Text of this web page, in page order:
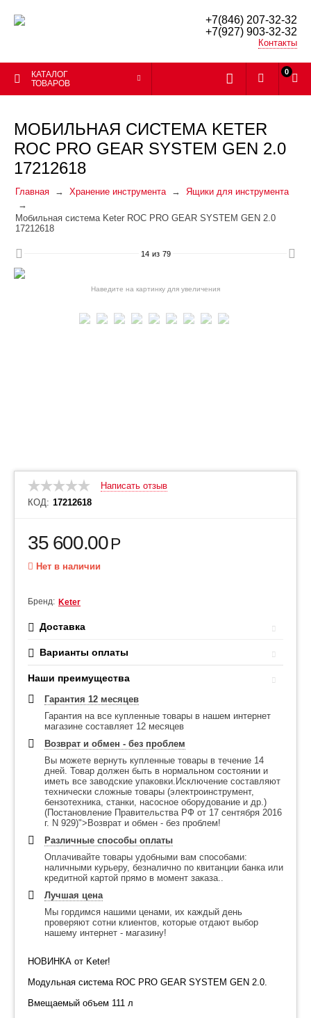
+7(846) 207-32-32
+7(927) 903-32-32
Контакты
КАТАЛОГ
ТОВАРОВ
0
МОБИЛЬНАЯ СИСТЕМА KETER
ROC PRO GEAR SYSTEM GEN 2.0
17212618
Главная Хранение инструмента Ящики для инструмента
Мобильная система Keter ROC PRO GEAR SYSTEM GEN 2.0
17212618
14 из 79
Наведите на картинку для увеличения
Написать отзыв
КОД: 17212618
35 600.00Р
Нет в наличии
Бренд: Keter
Доставка
Варианты оплаты
Наши преимущества
Гарантия 12 месяцев
Гарантия на все купленные товары в нашем интернет
магазине составляет 12 месяцев
Возврат и обмен - без проблем
Вы можете вернуть купленные товары в течение 14
дней. Товар должен быть в нормальном состоянии и
иметь все заводские упаковки.Исключение составляют
технически сложные товары (электроинструмент,
бензотехника, станки, насосное оборудование и др.)
(Постановление Правительства РФ от 17 сентября 2016
г. N 929)">Возврат и обмен - без проблем!
Различные способы оплаты
Оплачивайте товары удобными вам способами:
наличными курьеру, безналично по квитанции банка или
кредитной картой прямо в момент заказа..
Лучшая цена
Мы гордимся нашими ценами, их каждый день
проверяют сотни клиентов, которые отдают выбор
нашему интернет - магазину!
НОВИНКА от Keter!
Модульная система ROC PRO GEAR SYSTEM GEN 2.0.
Вмещаемый объем 111 л